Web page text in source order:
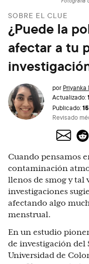
SOBRE EL CLUE
¿Puede la
afectar a tu
por Priyanka
Actualizado:
Publicado:
Revisado
Cuando pensamos
contaminación
llenos de smog y tal
investigaciones
afectando algo
menstrual.
En un estudio
de investigación del
Universidad de